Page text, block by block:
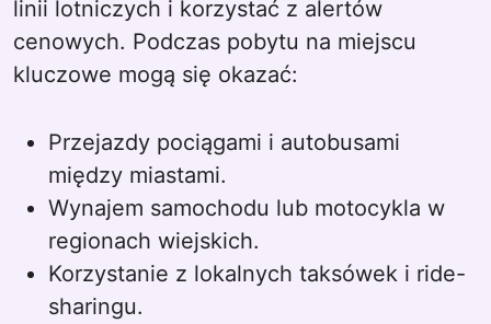
linii lotniczych i korzystać z alertów
cenowych. Podczas pobytu na miejscu
kluczowe mogą się okazać:
Przejazdy pociągami i autobusami
między miastami.
Wynajem samochodu lub motocykla w
regionach wiejskich.
Korzystanie z lokalnych taksówek i ride-
sharingu.